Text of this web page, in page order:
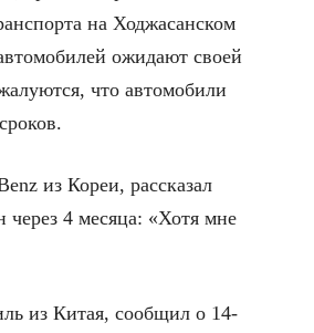
на Ходжасанском
ожидают своей
что автомобили
из Кореи, рассказал
4 месяца: «Хотя мне
из Китая, сообщил о 14-